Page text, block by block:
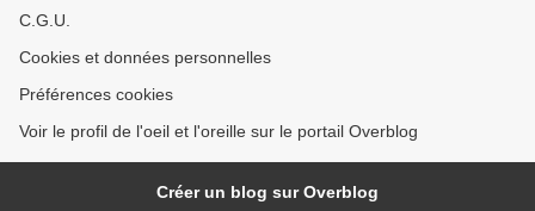
C.G.U.
Cookies et données personnelles
Préférences cookies
Voir le profil de l'oeil et l'oreille sur le portail Overblog
Créer un blog sur Overblog